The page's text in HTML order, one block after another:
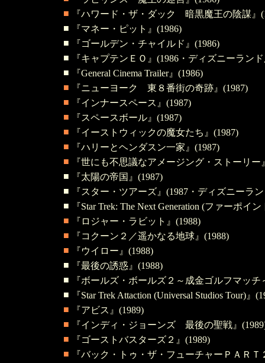
■
『ハワード・ザ・ダック 暗黒魔王の陰謀』
■
『マネー・ピット』(1986)
■
『ゴールデン・チャイルド』(1986)
■
『キャプテンＥＯ』(1986・ディズニーラン
■
『General Cinema Trailer』(1986)
■
『ニューヨーク 東８番街の奇跡』(1987)
■
『インナースペース』(1987)
■
『スペースボール』(1987)
■
『イーストウィックの魔女たち』(1987)
■
『ハリーとヘンダスン一家』(1987)
■
『世にも不思議なアメージング・ストーリー
■
『太陽の帝国』(1987)
■
『スター・ツアーズ』(1987・ディズニーラ
■
『Star Trek: The Next Generation (ファーポイ
■
『ロジャー・ラビット』(1988)
■
『コクーン２／遥かなる地球』(1988)
■
『ウイロー』(1988)
■
『最後の誘惑』(1988)
■
『ボールズ・ボールズ２～成金ゴルフマッ
■
『Star Trek Attaction (Universal Studios Tour)』
■
『アビス』(1989)
■
『インディ・ジョーンズ 最後の聖戦』
■
『ゴーストバスターズ２』(1989)
■
『バック・トゥ・ザ・フューチャーＰＡＲＴ